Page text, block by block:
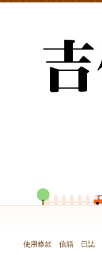
使用條款
信箱 日誌